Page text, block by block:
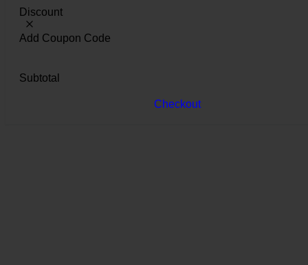
Discount
Add Coupon Code
Subtotal
Checkout